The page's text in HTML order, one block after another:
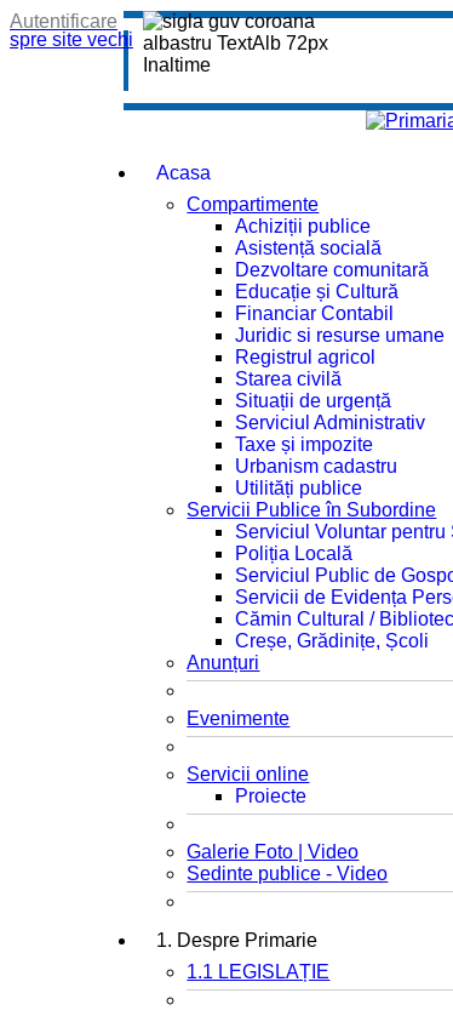
spre site vechi
Autentificare
Acasa
Compartimente
Achiziții publice
Asistență socială
Dezvoltare comunitară
Educație și Cultură
Financiar Contabil
Juridic si resurse umane
Registrul agricol
Starea civilă
Situații de urgență
Serviciul Administrativ
Taxe și impozite
Urbanism cadastru
Utilități publice
Servicii Publice în Subordine
Serviciul Voluntar pentru
Poliția Locală
Serviciul Public de
Servicii de Evidența
Cămin Cultural /
Creșe, Grădinițe, Școli
Anunțuri
Evenimente
Servicii online
Proiecte
Galerie Foto | Video
Sedinte publice - Video
1. Despre Primarie
1.1 LEGISLAȚIE